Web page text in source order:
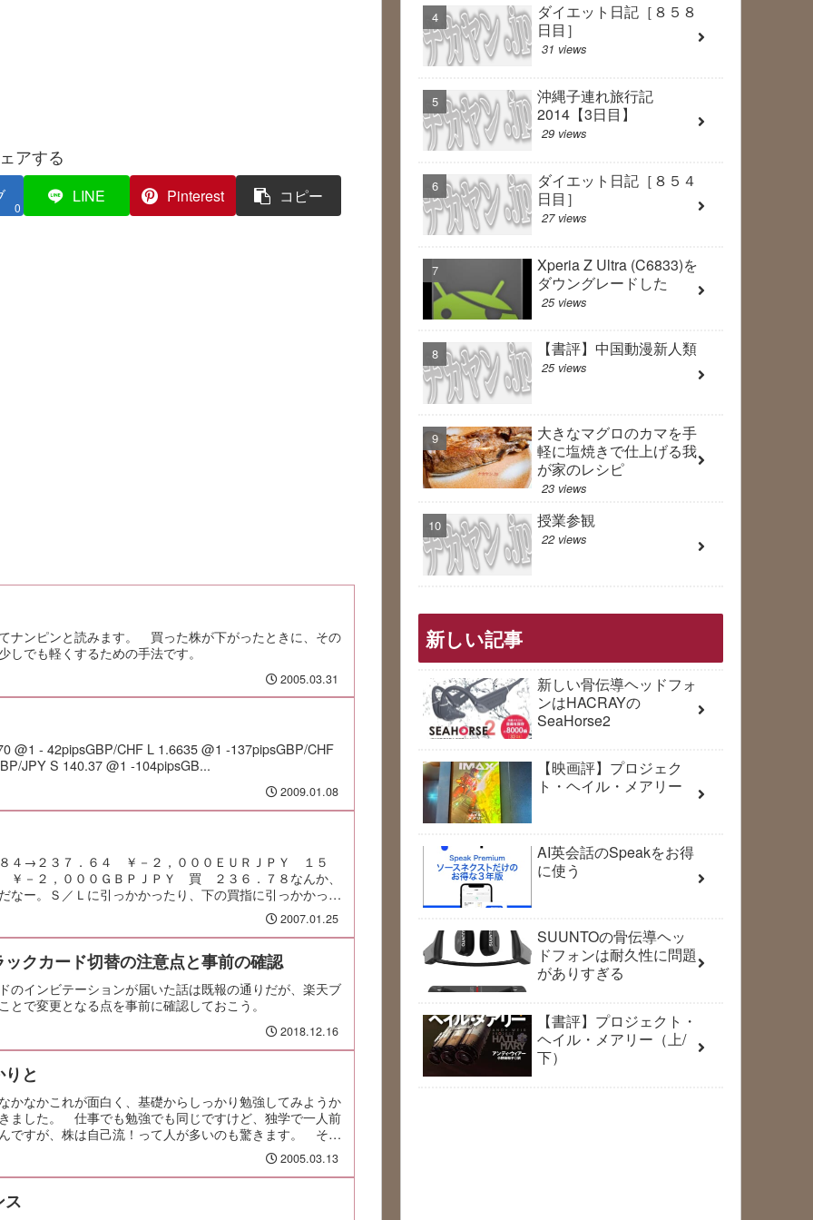
アする
0
LINE Pinterest コピー
ナンピンと読みます。 買った株が下がったときに、その
しでも軽くするための手法です。
2005.03.31
@1 - 42pipsGBP/CHF L 1.6635 @1 -137pipsGBP/CHF
JPY S 140.37 @1 -104pipsGB...
2009.01.08
４→２３７．６４ ￥－２，０００ＥＵＲＪＰＹ １５
－２，０００ＧＢＰＪＰＹ 買 ２３６．７８なんか、
なー。Ｓ／Ｌに引っかかったり、下の買指に引っかかった
2007.01.25
クカード切替の注意点と事前の確認
のインビテーションが届いた話は既報の通りだが、楽天ブ
とで変更となる点を事前に確認しておこう。
2018.12.16
と
かなかこれが面白く、基礎からしっかり勉強してみようか
ました。 仕事でも勉強でも同じですけど、独学で一人前
ですが、株は自己流！って人が多いのも驚きます。 そん
そこで、いくつかの講習・勉強会に参加してみるこ...2005.03.13
ス
ダイエット日記［８５８
日目］
31 views
沖縄子連れ旅行記
2014【3日目】
29 views
ダイエット日記［８５４
日目］
27 views
Xperia Z Ultra (C6833)を
ダウングレードした
25 views
【書評】中国動漫新人類
25 views
大きなマグロのカマを手
軽に塩焼きで仕上げる我
が家のレシピ
23 views
授業参観
22 views
新しい記事
新しい骨伝導ヘッドフォ
ンはHACRAYの
SeaHorse2
【映画評】プロジェク
ト・ヘイル・メアリー
AI英会話のSpeakをお得
に使う
SUUNTOの骨伝導ヘッ
ドフォンは耐久性に問題
がありすぎる
【書評】プロジェクト・
ヘイル・メアリー（上/
下）